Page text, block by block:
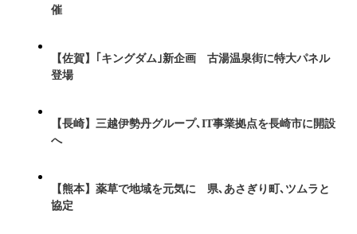
催
【佐賀】｢キングダム｣新企画 古湯温泉街に特大パネル
登場
【長崎】三越伊勢丹グループ､IT事業拠点を長崎市に開設
へ
【熊本】薬草で地域を元気に 県､あさぎり町､ツムラと
協定